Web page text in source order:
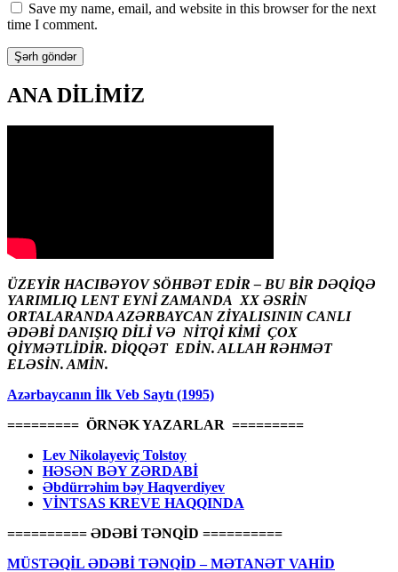
Save my name, email, and website in this browser for the next
time I comment.
ANA DİLİMİZ
ÜZEYİR HACIBƏYOV SÖHBƏT EDİR – BU BİR DƏQİQƏ
YARIMLIQ LENT EYNİ ZAMANDA XX ƏSRİN
ORTALARANDA AZƏRBAYCAN ZİYALISININ CANLI
ƏDƏBİ DANIŞIQ DİLİ VƏ NİTQİ KİMİ ÇOX
QİYMƏTLİDİR. DİQQƏT EDİN. ALLAH RƏHMƏT
ELƏSİN. AMİN.
Azərbaycanın İlk Veb Saytı (1995)
========= ÖRNƏK YAZARLAR =========
Lev Nikolayeviç Tolstoy
HƏSƏN BƏY ZƏRDABİ
Əbdürrəhim bəy Haqverdiyev
VİNTSAS KREVE HAQQINDA
========== ƏDƏBİ TƏNQİD ==========
MÜSTƏQİL ƏDƏBİ TƏNQİD – MƏTANƏT VAHİD